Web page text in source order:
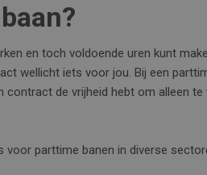
en toch voldoende uren kunt
wellicht iets voor jou. Bij een
contract de vrijheid hebt om alleen
voor parttime banen in diverse